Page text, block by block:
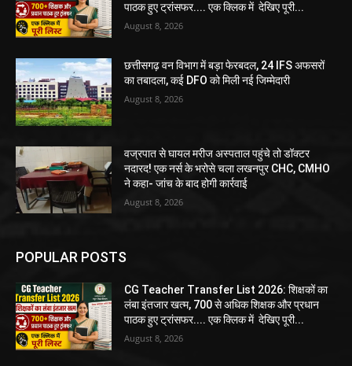
पाठक हुए ट्रांसफर.... एक क्लिक में देखिए पूरी...
August 8, 2026
छत्तीसगढ़ वन विभाग में बड़ा फेरबदल, 24 IFS अफसरों
का तबादला, कई DFO को मिली नई जिम्मेदारी
August 8, 2026
वज्रपात से घायल मरीज अस्पताल पहुंचे तो डॉक्टर
नदारद! एक नर्स के भरोसे चला लखनपुर CHC, CMHO
ने कहा- जांच के बाद होगी कार्रवाई
August 8, 2026
POPULAR POSTS
CG Teacher Transfer List 2026: शिक्षकों का
लंबा इंतजार खत्म, 700 से अधिक शिक्षक और प्रधान
पाठक हुए ट्रांसफर.... एक क्लिक में देखिए पूरी...
August 8, 2026